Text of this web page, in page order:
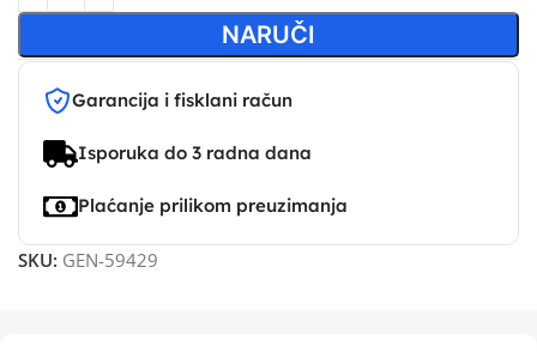
NARUČI
Garancija i fisklani račun
Isporuka do 3 radna dana
Plaćanje prilikom preuzimanja
SKU: GEN-59429